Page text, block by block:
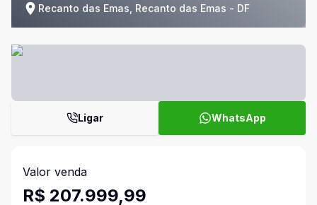
Recanto das Emas, Recanto das Emas - DF
Ligar WhatsApp
Valor venda
R$ 207.999,99